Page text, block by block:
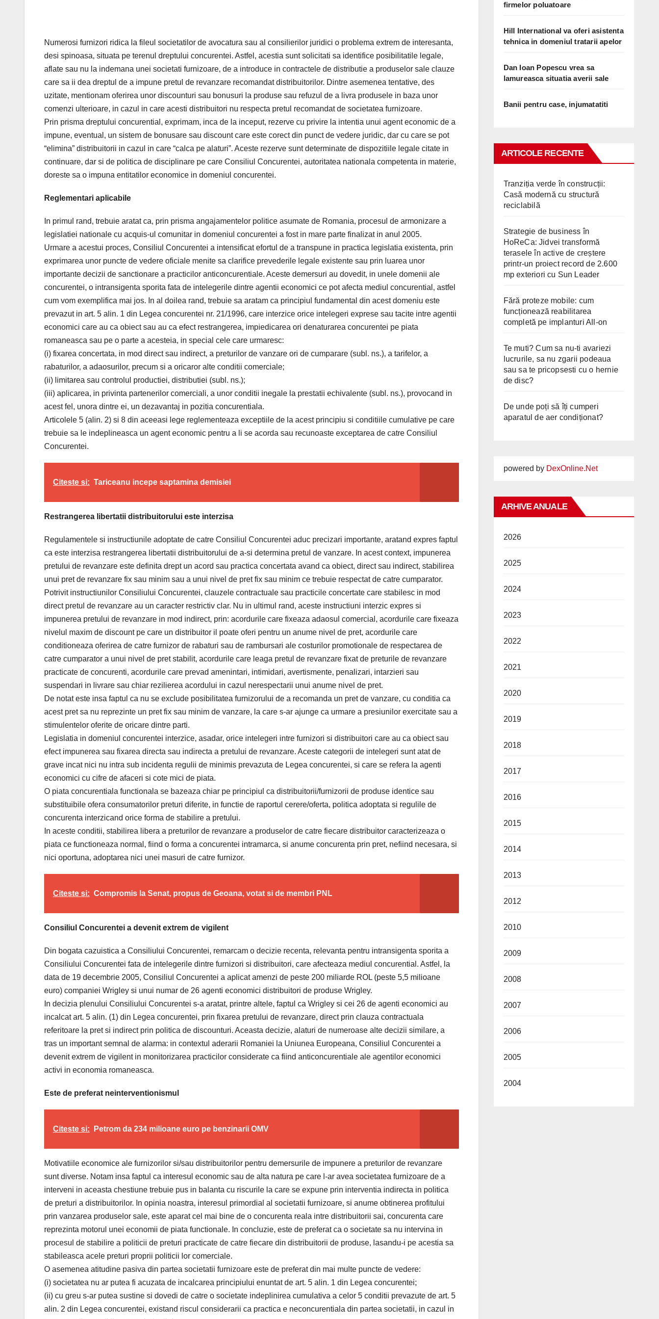
Numerosi furnizori ridica la fileul societatilor de avocatura sau al consilierilor juridici o problema extrem de interesanta,
desi spinoasa, situata pe terenul dreptului concurentei. Astfel, acestia sunt solicitati sa identifice posibilitatile legale,
aflate sau nu la indemana unei societati furnizoare, de a introduce in contractele de distributie a produselor sale clauze
care sa ii dea dreptul de a impune pretul de revanzare recomandat distribuitorilor. Dintre asemenea tentative, des
uzitate, mentionam oferirea unor discounturi sau bonusuri la produse sau refuzul de a livra produsele in baza unor
comenzi ulterioare, in cazul in care acesti distribuitori nu respecta pretul recomandat de societatea furnizoare.
Prin prisma dreptului concurential, exprimam, inca de la inceput, rezerve cu privire la intentia unui agent economic de a
impune, eventual, un sistem de bonusare sau discount care este corect din punct de vedere juridic, dar cu care se pot
“elimina” distribuitorii in cazul in care “calca pe alaturi”. Aceste rezerve sunt determinate de dispozitiile legale citate in
continuare, dar si de politica de disciplinare pe care Consiliul Concurentei, autoritatea nationala competenta in materie,
doreste sa o impuna entitatilor economice in domeniul concurentei.
Reglementari aplicabile
In primul rand, trebuie aratat ca, prin prisma angajamentelor politice asumate de Romania, procesul de armonizare a
legislatiei nationale cu acquis-ul comunitar in domeniul concurentei a fost in mare parte finalizat in anul 2005.
Urmare a acestui proces, Consiliul Concurentei a intensificat efortul de a transpune in practica legislatia existenta, prin
exprimarea unor puncte de vedere oficiale menite sa clarifice prevederile legale existente sau prin luarea unor
importante decizii de sanctionare a practicilor anticoncurentiale. Aceste demersuri au dovedit, in unele domenii ale
concurentei, o intransigenta sporita fata de intelegerile dintre agentii economici ce pot afecta mediul concurential, astfel
cum vom exemplifica mai jos. In al doilea rand, trebuie sa aratam ca principiul fundamental din acest domeniu este
prevazut in art. 5 alin. 1 din Legea concurentei nr. 21/1996, care interzice orice intelegeri exprese sau tacite intre agentii
economici care au ca obiect sau au ca efect restrangerea, impiedicarea ori denaturarea concurentei pe piata
romaneasca sau pe o parte a acesteia, in special cele care urmaresc:
(i) fixarea concertata, in mod direct sau indirect, a preturilor de vanzare ori de cumparare (subl. ns.), a tarifelor, a
rabaturilor, a adaosurilor, precum si a oricaror alte conditii comerciale;
(ii) limitarea sau controlul productiei, distributiei (subl. ns.);
(iii) aplicarea, in privinta partenerilor comerciali, a unor conditii inegale la prestatii echivalente (subl. ns.), provocand in
acest fel, unora dintre ei, un dezavantaj in pozitia concurentiala.
Articolele 5 (alin. 2) si 8 din aceeasi lege reglementeaza exceptiile de la acest principiu si conditiile cumulative pe care
trebuie sa le indeplineasca un agent economic pentru a li se acorda sau recunoaste exceptarea de catre Consiliul
Concurentei.
Citeste si: Tariceanu incepe saptamina demisiei
Restrangerea libertatii distribuitorului este interzisa
Regulamentele si instructiunile adoptate de catre Consiliul Concurentei aduc precizari importante, aratand expres faptul
ca este interzisa restrangerea libertatii distribuitorului de a-si determina pretul de vanzare. In acest context, impunerea
pretului de revanzare este definita drept un acord sau practica concertata avand ca obiect, direct sau indirect, stabilirea
unui pret de revanzare fix sau minim sau a unui nivel de pret fix sau minim ce trebuie respectat de catre cumparator.
Potrivit instructiunilor Consiliului Concurentei, clauzele contractuale sau practicile concertate care stabilesc in mod
direct pretul de revanzare au un caracter restrictiv clar. Nu in ultimul rand, aceste instructiuni interzic expres si
impunerea pretului de revanzare in mod indirect, prin: acordurile care fixeaza adaosul comercial, acordurile care fixeaza
nivelul maxim de discount pe care un distribuitor il poate oferi pentru un anume nivel de pret, acordurile care
conditioneaza oferirea de catre furnizor de rabaturi sau de rambursari ale costurilor promotionale de respectarea de
catre cumparator a unui nivel de pret stabilit, acordurile care leaga pretul de revanzare fixat de preturile de revanzare
practicate de concurenti, acordurile care prevad amenintari, intimidari, avertismente, penalizari, intarzieri sau
suspendari in livrare sau chiar rezilierea acordului in cazul nerespectarii unui anume nivel de pret.
De notat este insa faptul ca nu se exclude posibilitatea furnizorului de a recomanda un pret de vanzare, cu conditia ca
acest pret sa nu reprezinte un pret fix sau minim de vanzare, la care s-ar ajunge ca urmare a presiunilor exercitate sau a
stimulentelor oferite de oricare dintre parti.
Legislatia in domeniul concurentei interzice, asadar, orice intelegeri intre furnizori si distribuitori care au ca obiect sau
efect impunerea sau fixarea directa sau indirecta a pretului de revanzare. Aceste categorii de intelegeri sunt atat de
grave incat nici nu intra sub incidenta regulii de minimis prevazuta de Legea concurentei, si care se refera la agenti
economici cu cifre de afaceri si cote mici de piata.
O piata concurentiala functionala se bazeaza chiar pe principiul ca distribuitorii/furnizorii de produse identice sau
substituibile ofera consumatorilor preturi diferite, in functie de raportul cerere/oferta, politica adoptata si regulile de
concurenta interzicand orice forma de stabilire a pretului.
In aceste conditii, stabilirea libera a preturilor de revanzare a produselor de catre fiecare distribuitor caracterizeaza o
piata ce functioneaza normal, fiind o forma a concurentei intramarca, si anume concurenta prin pret, nefiind necesara, si
nici oportuna, adoptarea nici unei masuri de catre furnizor.
Citeste si: Compromis la Senat, propus de Geoana, votat si de membri PNL
Consiliul Concurentei a devenit extrem de vigilent
Din bogata cazuistica a Consiliului Concurentei, remarcam o decizie recenta, relevanta pentru intransigenta sporita a
Consiliului Concurentei fata de intelegerile dintre furnizori si distribuitori, care afecteaza mediul concurential. Astfel, la
data de 19 decembrie 2005, Consiliul Concurentei a aplicat amenzi de peste 200 miliarde ROL (peste 5,5 milioane
euro) companiei Wrigley si unui numar de 26 agenti economici distribuitori de produse Wrigley.
In decizia plenului Consiliului Concurentei s-a aratat, printre altele, faptul ca Wrigley si cei 26 de agenti economici au
incalcat art. 5 alin. (1) din Legea concurentei, prin fixarea pretului de revanzare, direct prin clauza contractuala
referitoare la pret si indirect prin politica de discounturi. Aceasta decizie, alaturi de numeroase alte decizii similare, a
tras un important semnal de alarma: in contextul aderarii Romaniei la Uniunea Europeana, Consiliul Concurentei a
devenit extrem de vigilent in monitorizarea practicilor considerate ca fiind anticoncurentiale ale agentilor economici
activi in economia romaneasca.
Este de preferat neinterventionismul
Citeste si: Petrom da 234 milioane euro pe benzinarii OMV
Motivatiile economice ale furnizorilor si/sau distribuitorilor pentru demersurile de impunere a preturilor de revanzare
sunt diverse. Notam insa faptul ca interesul economic sau de alta natura pe care l-ar avea societatea furnizoare de a
interveni in aceasta chestiune trebuie pus in balanta cu riscurile la care se expune prin interventia indirecta in politica
de preturi a distribuitorilor. In opinia noastra, interesul primordial al societatii furnizoare, si anume obtinerea profitului
prin vanzarea produselor sale, este aparat cel mai bine de o concurenta reala intre distribuitorii sai, concurenta care
reprezinta motorul unei economii de piata functionale. In concluzie, este de preferat ca o societate sa nu intervina in
procesul de stabilire a politicii de preturi practicate de catre fiecare din distribuitorii de produse, lasandu-i pe acestia sa
stabileasca acele preturi proprii politicii lor comerciale.
O asemenea atitudine pasiva din partea societatii furnizoare este de preferat din mai multe puncte de vedere:
(i) societatea nu ar putea fi acuzata de incalcarea principiului enuntat de art. 5 alin. 1 din Legea concurentei;
(ii) cu greu s-ar putea sustine si dovedi de catre o societate indeplinirea cumulativa a celor 5 conditii prevazute de art. 5
alin. 2 din Legea concurentei, existand riscul considerarii ca practica e neconcurentiala din partea societatii, in cazul in
firmelor poluatoare
Hill International va oferi asistenta
tehnica in domeniul tratarii apelor
Dan Ioan Popescu vrea sa
lamureasca situatia averii sale
Banii pentru case, injumatatiti
ARTICOLE RECENTE
Tranziția verde în construcții:
Casă modernă cu structură
reciclabilă
Strategie de business în
HoReCa: Jidvei transformă
terasele în active de creștere
printr-un proiect record de 2.600
mp exteriori cu Sun Leader
Fără proteze mobile: cum
funcționează reabilitarea
completă pe implanturi All-on
Te muti? Cum sa nu-ti avariezi
lucrurile, sa nu zgarii podeaua
sau sa te pricopsesti cu o hernie
de disc?
De unde poți să îți cumperi
aparatul de aer condiționat?
powered by DexOnline.Net
ARHIVE ANUALE
2026
2025
2024
2023
2022
2021
2020
2019
2018
2017
2016
2015
2014
2013
2012
2010
2009
2008
2007
2006
2005
2004